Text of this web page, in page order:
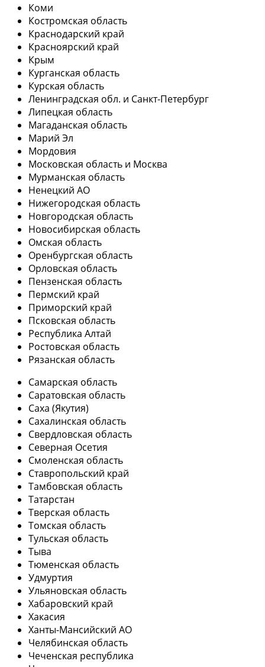
Коми
Костромская область
Краснодарский край
Красноярский край
Крым
Курганская область
Курская область
Ленинградская обл. и Санкт-Петербург
Липецкая область
Магаданская область
Марий Эл
Мордовия
Московская область и Москва
Мурманская область
Ненецкий АО
Нижегородская область
Новгородская область
Новосибирская область
Омская область
Оренбургская область
Орловская область
Пензенская область
Пермский край
Приморский край
Псковская область
Республика Алтай
Ростовская область
Рязанская область
Самарская область
Саратовская область
Саха (Якутия)
Сахалинская область
Свердловская область
Северная Осетия
Смоленская область
Ставропольский край
Тамбовская область
Татарстан
Тверская область
Томская область
Тульская область
Тыва
Тюменская область
Удмуртия
Ульяновская область
Хабаровский край
Хакасия
Ханты-Мансийский АО
Челябинская область
Чеченская республика